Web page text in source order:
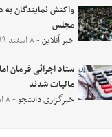
واکنش نمایندگان
مجلس
خبر آنلاین- ۸ اسفند ۱۳۹۹
ستاد اجرائی فرمان
مالیات شدند
خبرگزاری دانشجو- ۸ اسفند ۱۳۹۹